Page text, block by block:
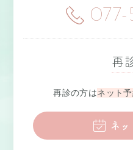
077-
再
再診の方はネット
ネッ